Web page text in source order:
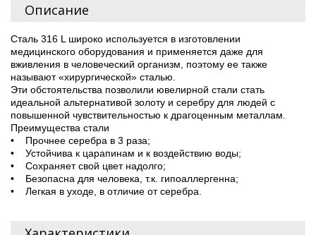
Описание
Сталь 316 L широко используется в изготовлении
медицинского оборудования и применяется даже для
вживления в человеческий организм, поэтому ее также
называют «хирургической» сталью.
Эти обстоятельства позволили ювелирной стали стать
идеальной альтернативой золоту и серебру для людей с
повышенной чувствительностью к драгоценным металлам.
Преимущества стали
• Прочнее серебра в 3 раза;
• Устойчива к царапинам и к воздействию воды;
• Сохраняет свой цвет надолго;
• Безопасна для человека, т.к. гипоаллергенна;
• Легкая в уходе, в отличие от серебра.